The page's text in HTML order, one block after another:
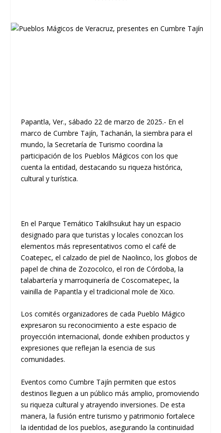
Papantla, Ver., sábado 22 de marzo de 2025.- En el
marco de Cumbre Tajín, Tachanán, la siembra para el
mundo, la Secretaría de Turismo coordina la
participación de los Pueblos Mágicos con los que
cuenta la entidad, destacando su riqueza histórica,
cultural y turística.
En el Parque Temático Takilhsukut hay un espacio
designado para que turistas y locales conozcan los
elementos más representativos como el café de
Coatepec, el calzado de piel de Naolinco, los globos de
papel de china de Zozocolco, el ron de Córdoba, la
talabartería y marroquinería de Coscomatepec, la
vainilla de Papantla y el tradicional mole de Xico.
Los comités organizadores de cada Pueblo Mágico
expresaron su reconocimiento a este espacio de
proyección internacional, donde exhiben productos y
expresiones que reflejan la esencia de sus
comunidades.
Eventos como Cumbre Tajín permiten que estos
destinos lleguen a un público más amplio, promoviendo
su riqueza cultural y atrayendo inversiones. De esta
manera, la fusión entre turismo y patrimonio fortalece
la identidad de los pueblos, asegurando la continuidad